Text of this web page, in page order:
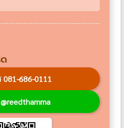
081-686-0111